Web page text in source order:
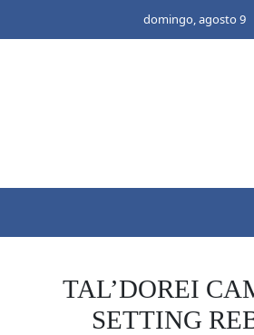
domingo, agosto 9
TAL’DOREI
SETTING